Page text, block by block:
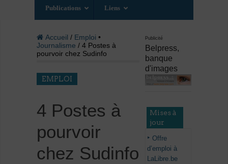
Publications Liens
Accueil / Emploi •
Journalisme / 4 Postes à
pourvoir chez Sudinfo
EMPLOI
4 Postes à
pourvoir
chez Sudinfo
Publicité
Belpress,
banque
d'images
Mises à
jour
Offre
d’emploi à
LaLibre.be